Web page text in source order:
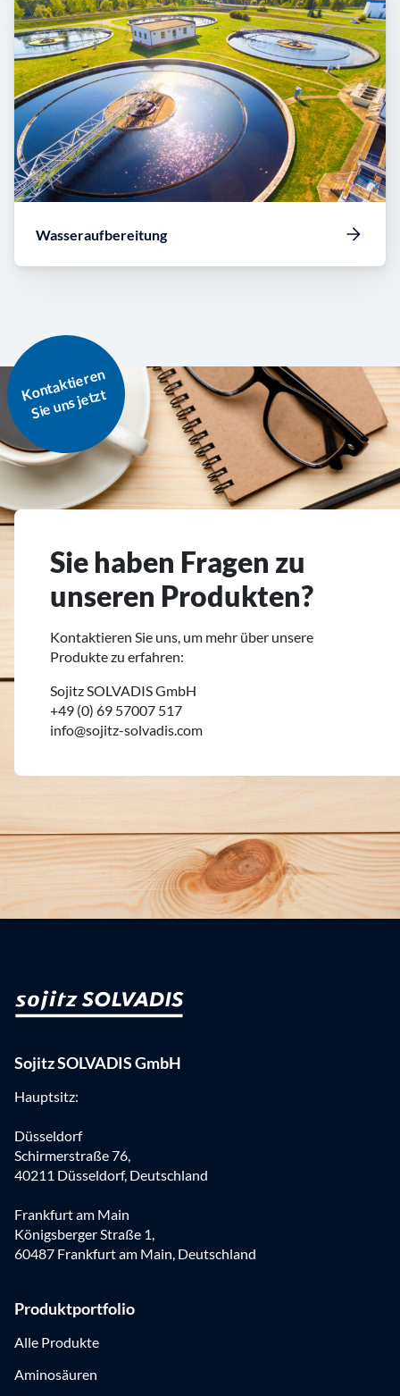
Wasseraufbereitung
Sie haben Fragen zu
unseren Produkten?
Kontaktieren Sie uns, um mehr über unsere
Produkte zu erfahren:
Sojitz SOLVADIS GmbH
+49 (0) 69 57007 517
info@sojitz-solvadis.com
K
o
nt
a
kti
er
e
n
Si
e
u
ns j
et
zt
Sojitz SOLVADIS GmbH
Hauptsitz:
Düsseldorf
Schirmerstraße 76,
40211 Düsseldorf, Deutschland
Frankfurt am Main
Königsberger Straße 1,
60487 Frankfurt am Main, Deutschland
Produktportfolio
Alle Produkte
Aminosäuren